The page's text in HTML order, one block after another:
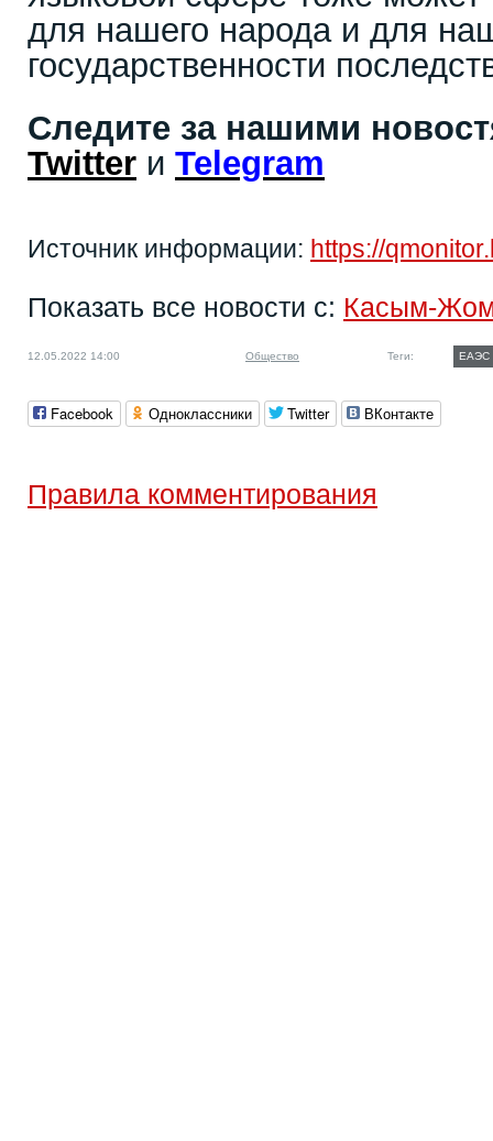
для нашего народа и для
государственности
Следите за нашими
Twitter и Telegram
Источник информации: https://
Показать все новости с: Касым-
12.05.2022 14:00 Общество Теги: ЕАЭС
Facebook Одноклассники Twitter ВКонтакте
Правила комментирования